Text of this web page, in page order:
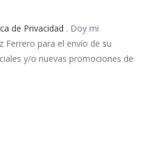
de Privacidad . Doy mi
Ferrero para el envío de su
y/o nuevas promociones de